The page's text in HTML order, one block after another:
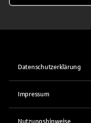
Datenschutzerklärung
Impressum
Nutzungshinweise